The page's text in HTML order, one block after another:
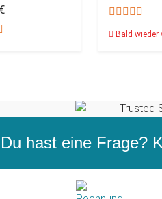
Bald wieder
Du hast eine Frage?